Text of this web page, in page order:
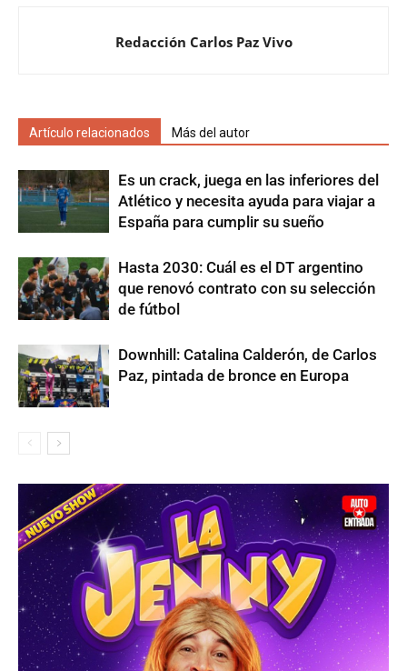
Redacción Carlos Paz Vivo
Artículo relacionados Más del autor
Es un crack, juega en las inferiores del
Atlético y necesita ayuda para viajar a
España para cumplir su sueño
Hasta 2030: Cuál es el DT argentino
que renovó contrato con su selección
de fútbol
Downhill: Catalina Calderón, de Carlos
Paz, pintada de bronce en Europa